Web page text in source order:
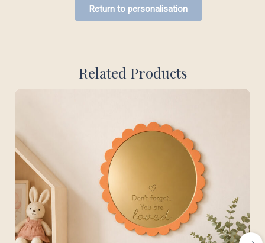
Return to personalisation
Related Products